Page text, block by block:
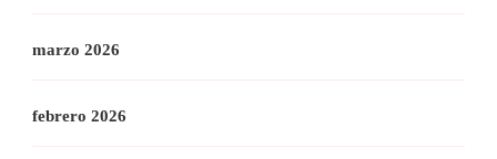
marzo 2026
febrero 2026